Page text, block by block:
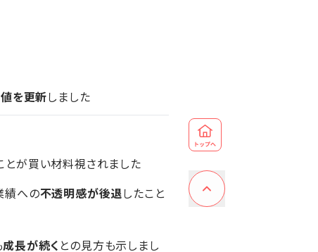
を更新しました
とが買い材料視されました
績への不透明感が後退したこと
成長が続く との見方も示しまし